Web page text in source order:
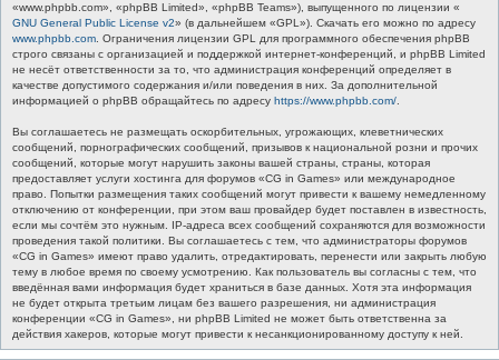
«www.phpbb.com», «phpBB Limited», «phpBB Teams»), выпущенного по лицензии «
GNU General Public License v2» (в дальнейшем «GPL»). Скачать его можно по адресу
www.phpbb.com . Ограничения лицензии GPL для программного обеспечения phpBB
строго связаны с организацией и поддержкой интернет-конференций, и phpBB Limited
не несёт ответственности за то, что администрация конференций определяет в
качестве допустимого содержания и/или поведения в них. За дополнительной
информацией о phpBB обращайтесь по адресу https://www.phpbb.com/
Вы соглашаетесь не размещать оскорбительных, угрожающих, клеветнических
сообщений, порнографических сообщений, призывов к национальной розни и прочих
сообщений, которые могут нарушить законы вашей страны, страны, которая
предоставляет услуги хостинга для форумов «CG in Games» или международное
право. Попытки размещения таких сообщений могут привести к вашему немедленному
отключению от конференции, при этом ваш провайдер будет поставлен в известность,
если мы сочтём это нужным. IP-адреса всех сообщений сохраняются для возможности
проведения такой политики. Вы соглашаетесь с тем, что администраторы форумов
«CG in Games» имеют право удалить, отредактировать, перенести или закрыть любую
тему в любое время по своему усмотрению. Как пользователь вы согласны с тем, что
введённая вами информация будет храниться в базе данных. Хотя эта информация
не будет открыта третьим лицам без вашего разрешения, ни администрация
конференции «CG in Games», ни phpBB Limited не может быть ответственна за
действия хакеров, которые могут привести к несанкционированному доступу к ней.